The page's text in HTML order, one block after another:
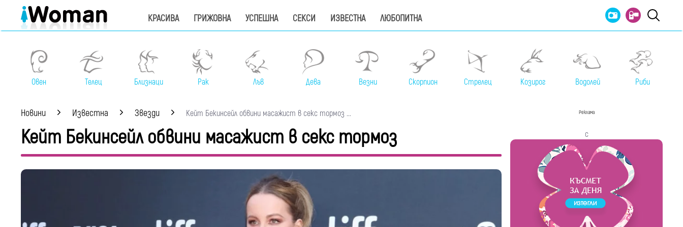
КРАСИВА ГРИЖОВНА УСПЕШНА СЕКСИ ИЗВЕСТНА ЛЮБОПИТНА
Овен Телец Близнаци Рак Лъв Дева Везни Скорпион Стрелец Козирог Водолей Риби
Новини Известна Звезди Кейт Бекинсейл обвини масажист в секс тормоз ...
Кейт Бекинсейл обвини масажист в секс тормоз
Реклама
с